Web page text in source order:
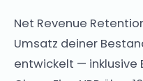
Net Revenue
Umsatz deiner
entwickelt — inklusive